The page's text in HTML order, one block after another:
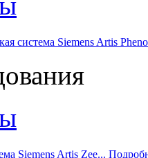
система Siemens Artis
Siemens Artis Zee...